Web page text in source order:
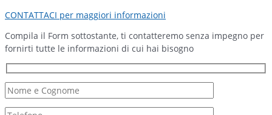
CONTATTACI per maggiori informazioni
Compila il Form sottostante, ti contatteremo senza impegno per
fornirti tutte le informazioni di cui hai bisogno